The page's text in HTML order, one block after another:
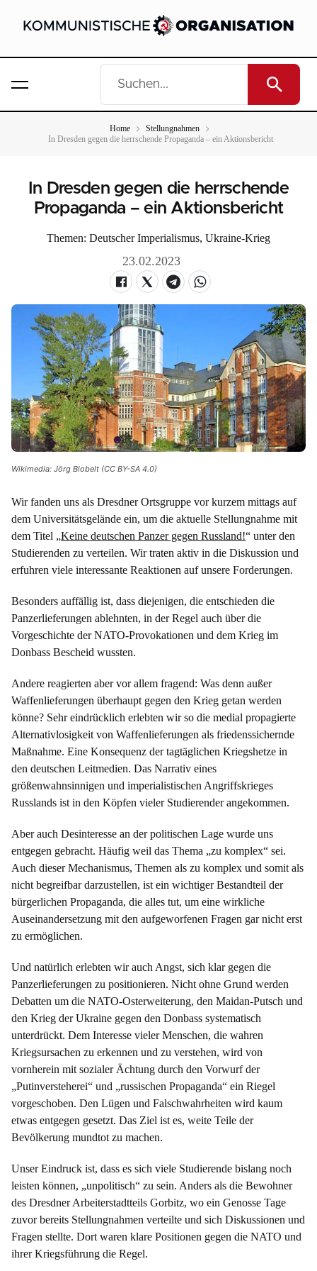
Home
Stellungnahmen
In Dresden gegen die herrschende Propaganda – ein Aktionsbericht
In Dresden gegen die herrschende
Propaganda – ein Aktionsbericht
Themen: Deutscher Imperialismus, Ukraine-Krieg
23.02.2023
Wikimedia: Jörg Blobelt (CC BY-SA 4.0)
Wir fanden uns als Dresdner Ortsgruppe vor kurzem mittags auf
dem Universitätsgelände ein, um die aktuelle Stellungnahme mit
dem Titel „Keine deutschen Panzer gegen Russland!“ unter den
Studierenden zu verteilen. Wir traten aktiv in die Diskussion und
erfuhren viele interessante Reaktionen auf unsere Forderungen.
Besonders auffällig ist, dass diejenigen, die entschieden die
Panzerlieferungen ablehnten, in der Regel auch über die
Vorgeschichte der NATO-Provokationen und dem Krieg im
Donbass Bescheid wussten.
Andere reagierten aber vor allem fragend: Was denn außer
Waffenlieferungen überhaupt gegen den Krieg getan werden
könne? Sehr eindrücklich erlebten wir so die medial propagierte
Alternativlosigkeit von Waffenlieferungen als friedenssichernde
Maßnahme. Eine Konsequenz der tagtäglichen Kriegshetze in
den deutschen Leitmedien. Das Narrativ eines
größenwahnsinnigen und imperialistischen Angriffskrieges
Russlands ist in den Köpfen vieler Studierender angekommen.
Aber auch Desinteresse an der politischen Lage wurde uns
entgegen gebracht. Häufig weil das Thema „zu komplex“ sei.
Auch dieser Mechanismus, Themen als zu komplex und somit als
nicht begreifbar darzustellen, ist ein wichtiger Bestandteil der
bürgerlichen Propaganda, die alles tut, um eine wirkliche
Auseinandersetzung mit den aufgeworfenen Fragen gar nicht erst
zu ermöglichen.
Und natürlich erlebten wir auch Angst, sich klar gegen die
Panzerlieferungen zu positionieren. Nicht ohne Grund werden
Debatten um die NATO-Osterweiterung, den Maidan-Putsch und
den Krieg der Ukraine gegen den Donbass systematisch
unterdrückt. Dem Interesse vieler Menschen, die wahren
Kriegsursachen zu erkennen und zu verstehen, wird von
vornherein mit sozialer Ächtung durch den Vorwurf der
„Putinversteherei“ und „russischen Propaganda“ ein Riegel
vorgeschoben. Den Lügen und Falschwahrheiten wird kaum
etwas entgegen gesetzt. Das Ziel ist es, weite Teile der
Bevölkerung mundtot zu machen.
Unser Eindruck ist, dass es sich viele Studierende bislang noch
leisten können, „unpolitisch“ zu sein. Anders als die Bewohner
des Dresdner Arbeiterstadtteils Gorbitz, wo ein Genosse Tage
zuvor bereits Stellungnahmen verteilte und sich Diskussionen und
Fragen stellte. Dort waren klare Positionen gegen die NATO und
ihrer Kriegsführung die Regel.